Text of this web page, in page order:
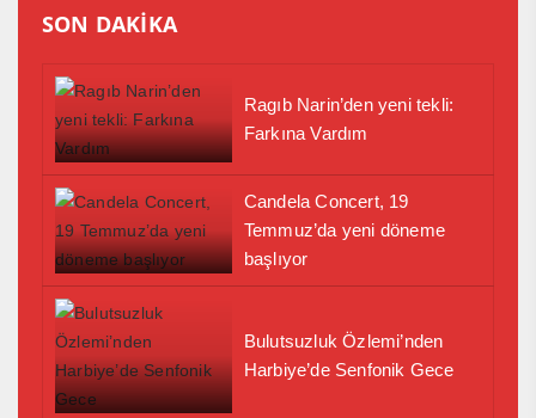
SON DAKİKA
Ragıb Narin’den yeni tekli:
Farkına Vardım
Candela Concert, 19
Temmuz’da yeni döneme
başlıyor
Bulutsuzluk Özlemi’nden
Harbiye’de Senfonik Gece